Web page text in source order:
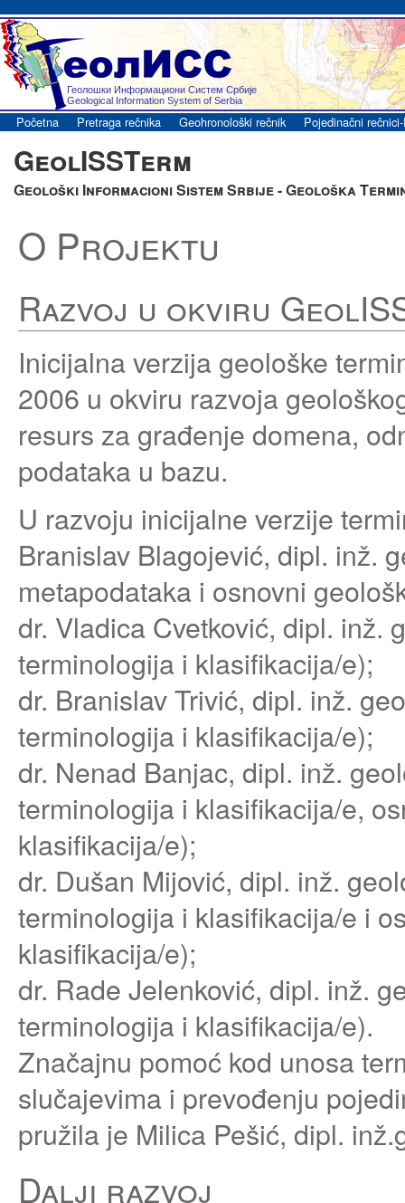
Геолошки Информациони Систем Србије
Geological Information System of Serbia
Početna Pretraga rečnika Geohronološki rečnik Pojedinačni
GeolISSTerm
Geološki Informacioni Sistem Srbije - Geološka
O Projektu
Razvoj u okviru
Inicijalna verzija geološke
2006 u okviru razvoja
resurs za građenje domena,
podataka u bazu.
U razvoju inicijalne verzije
Branislav Blagojević, dipl. inž.
metapodataka i osnovni
dr. Vladica Cvetković, dipl. inž.
terminologija i klasifikacija/e);
dr. Branislav Trivić, dipl. inž.
terminologija i klasifikacija/e);
dr. Nenad Banjac, dipl. inž.
terminologija i klasifikacija/e,
klasifikacija/e);
dr. Dušan Mijović, dipl. inž.
terminologija i klasifikacija/e i
klasifikacija/e);
dr. Rade Jelenković, dipl. inž.
terminologija i klasifikacija/e).
Značajnu pomoć kod unosa
slučajevima i prevođenju
pružila je Milica Pešić, dipl.
Dalji razvoj